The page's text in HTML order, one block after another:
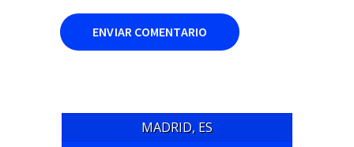
MADRID, ES